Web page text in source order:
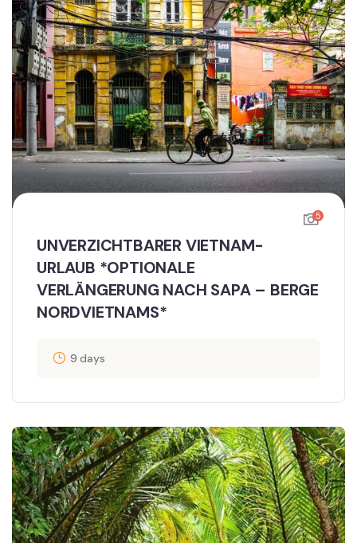
5
UNVERZICHTBARER VIETNAM-
URLAUB *OPTIONALE
VERLÄNGERUNG NACH SAPA – BERGE
NORDVIETNAMS*
9 days